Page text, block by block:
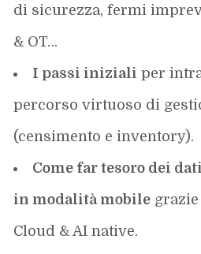
di sicurezza, fermi
& OT…
I passi iniziali per
percorso virtuoso di
(censimento e inventory).
Come far tesoro dei
in modalità mobile
Cloud & AI native.